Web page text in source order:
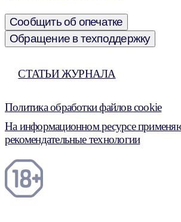
Сообщить об опечатке
Обращение в техподдержку
СТАТЬИ ЖУРНАЛА
Политика обработки файлов cookie
На информационном ресурсе
рекомендательные технологии